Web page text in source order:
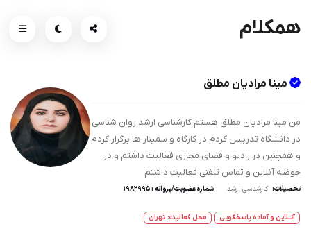
همکلام
مینا مرادیان مطلق
من مینا مرادیان مطلق هستم کارشناسی ارشد روان شناسی
در دانشگاه تدریس کردم در کارگاه و سمینار ها برگزار کردم
و همچنین در رادیو و فضای مجازی فعالیت داشتم و در
حوضه آنلاین و تماس تلفنی فعالیت داشتم
تحصیلات: کارشناسی ارشد شماره عضویت/پروانه : ۱۹۸۲۹۹۵
آنــلاین و آماده پاسخگویی محل فعالیت: تهران